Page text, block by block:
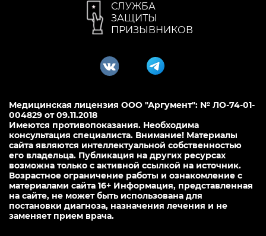
СЛУЖБА
ЗАЩИТЫ
ПРИЗЫВНИКОВ
Медицинская лицензия ООО "Аргумент": № ЛО-74-01-
004829 от 09.11.2018
Имеются противопоказания. Необходима
консультация специалиста. Внимание! Материалы
сайта являются интеллектуальной собственностью
его владельца. Публикация на других ресурсах
возможна только с активной ссылкой на источник.
Возрастное ограничение работы и ознакомление с
материалами сайта 16+ Информация, представленная
на сайте, не может быть использована для
постановки диагноза, назначения лечения и не
заменяет прием врача.